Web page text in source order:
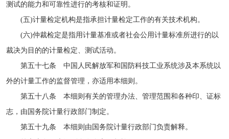
测试的能力和可靠性进行的考核和证明。
(五)计量检定机构是指承担计量检定工作的有关技术机构。
(六)仲裁检定是指用计量基准或者社会公用计量标准所进行的以
裁决为目的的计量检定、测试活动。
第五十七条 中国人民解放军和国防科技工业系统涉及本系统以
外的计量工作的监督管理，亦适用本细则。
第五十八条 本细则有关的管理办法、管理范围和各种印、证标
志，由国务院计量行政部门制定。
第五十九条 本细则由国务院计量行政部门负责解释。